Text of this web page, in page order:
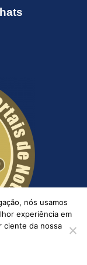
nós usamos
experiência em
ciente da nossa